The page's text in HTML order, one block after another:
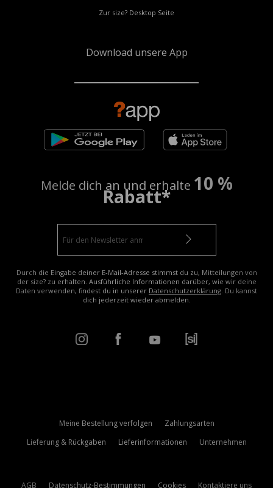
Zur size? Desktop Seite
Download unsere App
Melde dich an und erhalte 10 %
Rabatt*
Durch die Eingabe deiner E-Mail-Adresse stimmst du zu, Mitteilungen von
der size? zu erhalten. Ausführliche Informationen darüber, wie wir deine
Daten verwenden, findest du in unserer Datenschutzerklärung. Du kannst
dich jederzeit wieder abmelden.
Meine Bestellung verfolgen
Zahlungsarten
Lieferung & Rückgaben
Lieferinformationen Unternehmen
AGB Datenschutz-Bestimmungen Cookies Kontaktiere uns